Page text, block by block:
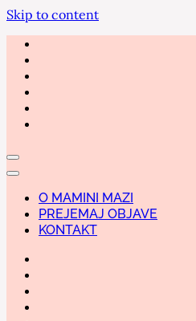
Skip to content
O MAMINI MAZI
PREJEMAJ OBJAVE
KONTAKT